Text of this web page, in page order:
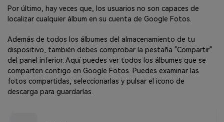
Por último, hay veces que, los usuarios no son capaces de
localizar cualquier álbum en su cuenta de Google Fotos.
Además de todos los álbumes del almacenamiento de tu
dispositivo, también debes comprobar la pestaña "Compartir"
del panel inferior. Aquí puedes ver todos los álbumes que se
comparten contigo en Google Fotos. Puedes examinar las
fotos compartidas, seleccionarlas y pulsar el icono de
descarga para guardarlas.